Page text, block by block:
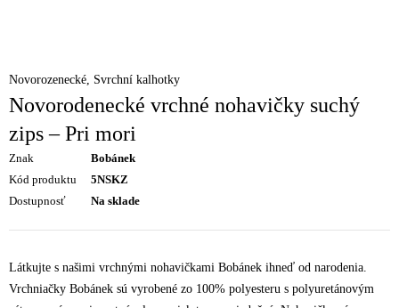
Novorozenecké Svrchní kalhotky
Novorodenecké vrchné nohavičky suchý
zips – Pri mori
Znak
Bobánek
Kód produktu
5NSKZ
Dostupnosť
Na sklade
Látkujte s našimi vrchnými nohavičkami Bobánek ihneď od narodenia.
Vrchniačky Bobánek sú vyrobené zo 100% polyesteru s polyuretánovým